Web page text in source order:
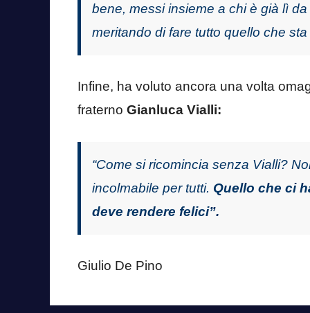
bene, messi insieme a chi è già lì
meritando di fare tutto quello che
Infine, ha voluto ancora una volta
fraterno Gianluca Vialli:
“Come si ricomincia senza Vialli?
incolmabile per tutti. Quello che ci
deve rendere felici”.
Giulio De Pino